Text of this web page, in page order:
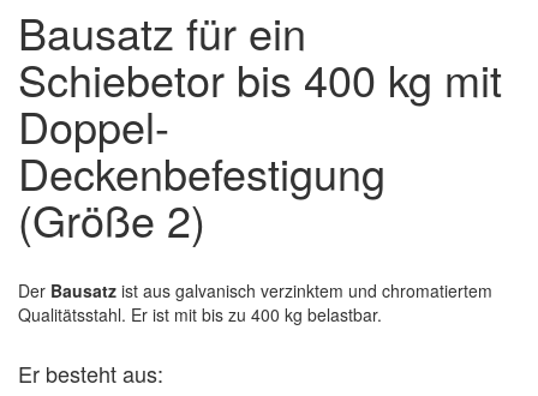
Bausatz für ein
Schiebetor bis 400 kg mit
Doppel-
Deckenbefestigung
(Größe 2)
Der Bausatz ist aus galvanisch verzinktem und chromatiertem
Qualitätsstahl. Er ist mit bis zu 400 kg belastbar.
Er besteht aus: